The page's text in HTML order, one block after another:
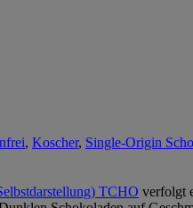
, Koscher, Single-Origin
TCHO verfolgt